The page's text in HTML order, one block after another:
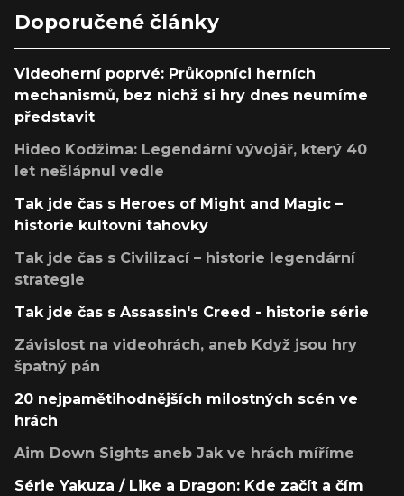
Doporučené články
Videoherní poprvé: Průkopníci herních
mechanismů, bez nichž si hry dnes neumíme
představit
Hideo Kodžima: Legendární vývojář, který 40
let nešlápnul vedle
Tak jde čas s Heroes of Might and Magic –
historie kultovní tahovky
Tak jde čas s Civilizací – historie legendární
strategie
Tak jde čas s Assassin's Creed - historie série
Závislost na videohrách, aneb Když jsou hry
špatný pán
20 nejpamětihodnějších milostných scén ve
hrách
Aim Down Sights aneb Jak ve hrách míříme
Série Yakuza / Like a Dragon: Kde začít a čím